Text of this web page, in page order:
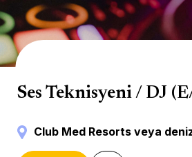
Sahne
Ses Teknisyeni / DJ
Club Med Resorts veya